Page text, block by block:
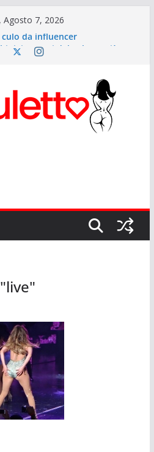
Agosto 7, 2026
culo da influencer
i segreti del culetto più
potente del pop mondiale
b di Onlyfans
lato b musicale